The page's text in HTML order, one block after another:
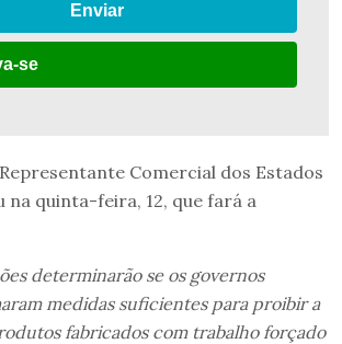
Enviar
se
Comercial dos Estados
na quinta-feira, 12, que fará a
determinarão se os governos
medidas suficientes para proibir a
fabricados com trabalho forçado